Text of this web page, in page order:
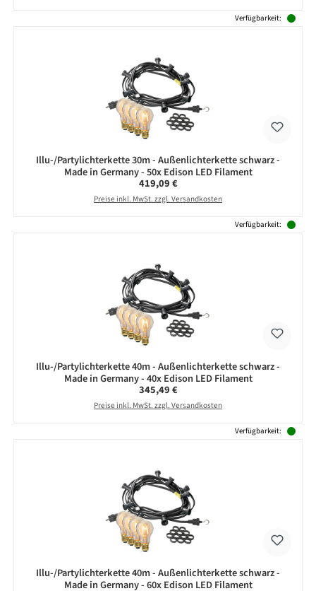
Verfügbarkeit:
Illu-/Partylichterkette 30m - Außenlichterkette schwarz -
Made in Germany - 50x Edison LED Filament
Regulärer Preis:
419,09 €
Preise inkl. MwSt. zzgl. Versandkosten
Verfügbarkeit:
Illu-/Partylichterkette 40m - Außenlichterkette schwarz -
Made in Germany - 40x Edison LED Filament
Regulärer Preis:
345,49 €
Preise inkl. MwSt. zzgl. Versandkosten
Verfügbarkeit:
Illu-/Partylichterkette 40m - Außenlichterkette schwarz -
Made in Germany - 60x Edison LED Filament